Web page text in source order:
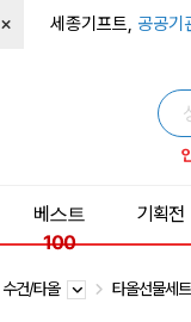
× 세종기프트, 공공기
베스트
100
기획전
수건/타올 타올선물세